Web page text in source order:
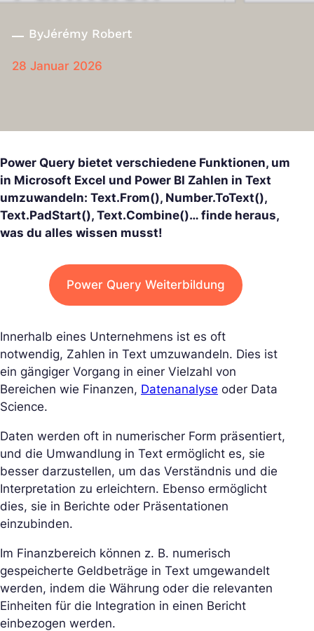
ByJérémy Robert
28 Januar 2026
Power Query bietet verschiedene Funktionen, um
in Microsoft Excel und Power BI Zahlen in Text
umzuwandeln: Text.From(), Number.ToText(),
Text.PadStart(), Text.Combine()… finde heraus,
was du alles wissen musst!
Power Query Weiterbildung
Innerhalb eines Unternehmens ist es oft
notwendig, Zahlen in Text umzuwandeln. Dies ist
ein gängiger Vorgang in einer Vielzahl von
Bereichen wie Finanzen, Datenanalyse oder Data
Science.
Daten werden oft in numerischer Form präsentiert,
und die Umwandlung in Text ermöglicht es, sie
besser darzustellen, um das Verständnis und die
Interpretation zu erleichtern. Ebenso ermöglicht
dies, sie in Berichte oder Präsentationen
einzubinden.
Im Finanzbereich können z. B. numerisch
gespeicherte Geldbeträge in Text umgewandelt
werden, indem die Währung oder die relevanten
Einheiten für die Integration in einen Bericht
einbezogen werden.